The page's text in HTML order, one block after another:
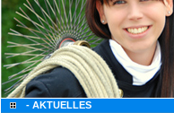
- AKTUELLES